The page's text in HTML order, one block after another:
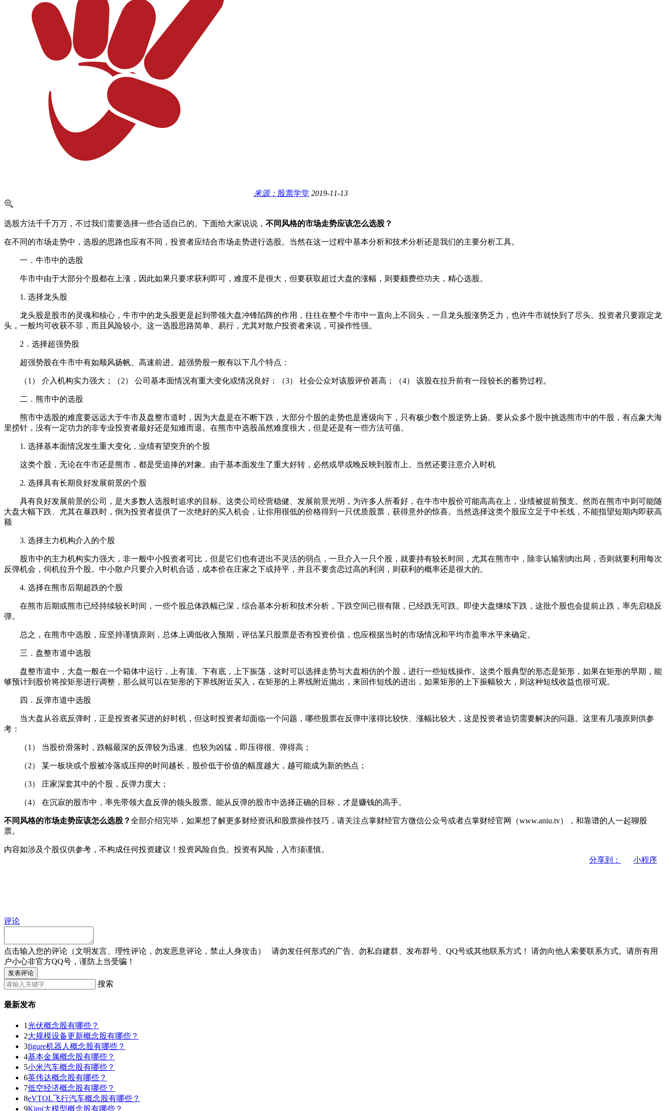
来源： 股票学堂 2019-11-13
选股方法千千万万，不过我们需要选择一些合适自己的。下面给大家说说， 不同风格的市场走势应该怎么选股？
在不同的市场走势中，选股的思路也应有不同，投资者应结合市场走势进行选股。当然在这一过程中基本分析和技术分析还是我们的主要分析工具。
一．牛市中的选股
牛市中由于大部分个股都在上涨，因此如果只要求获利即可，难度不是很大，但要获取超过大盘的涨幅，则要颇费些功夫，精心选股。
1. 选择龙头股
龙头股是股市的灵魂和核心，牛市中的龙头股更是起到带领大盘冲锋陷阵的作用，往往在整个牛市中一直向上不回头，一旦龙头股涨势乏力，也许牛市就快到了尽头。投资者只要跟定龙
头，一般均可收获不菲，而且风险较小。这一选股思路简单、易行，尤其对散户投资者来说，可操作性强。
2．选择超强势股
超强势股在牛市中有如顺风扬帆、高速前进。超强势股一般有以下几个特点：
（1） 介入机构实力强大；（2） 公司基本面情况有重大变化或情况良好；（3） 社会公众对该股评价甚高；（4） 该股在拉升前有一段较长的蓄势过程。
二．熊市中的选股
熊市中选股的难度要远远大于牛市及盘整市道时，因为大盘是在不断下跌，大部分个股的走势也是逐级向下，只有极少数个股逆势上扬。要从众多个股中挑选熊市中的牛股，有点象大海
里捞针，没有一定功力的非专业投资者最好还是知难而退。在熊市中选股虽然难度很大，但是还是有一些方法可循。
1. 选择基本面情况发生重大变化，业绩有望突升的个股
这类个股，无论在牛市还是熊市，都是受追捧的对象。由于基本面发生了重大好转，必然或早或晚反映到股市上。当然还要注意介入时机
2. 选择具有长期良好发展前景的个股
具有良好发展前景的公司，是大多数人选股时追求的目标。这类公司经营稳健、发展前景光明，为许多人所看好，在牛市中股价可能高高在上，业绩被提前预支。然而在熊市中则可能随
大盘大幅下跌、尤其在暴跌时，倒为投资者提供了一次绝好的买入机会，让你用很低的价格得到一只优质股票，获得意外的惊喜。当然选择这类个股应立足于中长线，不能指望短期内即获高
额
3. 选择主力机构介入的个股
股市中的主力机构实力强大，非一般中小投资者可比，但是它们也有进出不灵活的弱点，一旦介入一只个股，就要持有较长时间，尤其在熊市中，除非认输割肉出局，否则就要利用每次
反弹机会，伺机拉升个股。中小散户只要介入时机合适，成本价在庄家之下或持平，并且不要贪恋过高的利润，则获利的概率还是很大的。
4. 选择在熊市后期超跌的个股
在熊市后期或熊市已经持续较长时间，一些个股总体跌幅已深，综合基本分析和技术分析，下跌空间已很有限，已经跌无可跌。即使大盘继续下跌，这批个股也会提前止跌，率先启稳反
弹。
总之，在熊市中选股，应坚持谨慎原则，总体上调低收入预期，评估某只股票是否有投资价值，也应根据当时的市场情况和平均市盈率水平来确定。
三．盘整市道中选股
盘整市道中，大盘一般在一个箱体中运行，上有顶、下有底，上下振荡，这时可以选择走势与大盘相仿的个股，进行一些短线操作。这类个股典型的形态是矩形，如果在矩形的早期，能
够预计到股价将按矩形进行调整，那么就可以在矩形的下界线附近买入，在矩形的上界线附近抛出，来回作短线的进出，如果矩形的上下振幅较大，则这种短线收益也很可观。
四．反弹市道中选股
当大盘从谷底反弹时，正是投资者买进的好时机，但这时投资者却面临一个问题，哪些股票在反弹中涨得比较快、涨幅比较大，这是投资者迫切需要解决的问题。这里有几项原则供参
考：
（1） 当股价滑落时，跌幅最深的反弹较为迅速、也较为凶猛，即压得很、弹得高；
（2） 某一板块或个股被冷落或压抑的时间越长，股价低于价值的幅度越大，越可能成为新的热点；
（3） 庄家深套其中的个股，反弹力度大；
（4） 在沉寂的股市中，率先带领大盘反弹的领头股票。能从反弹的股市中选择正确的目标，才是赚钱的高手。
不同风格的市场走势应该怎么选股？全部介绍完毕，如果想了解更多财经资讯和股票操作技巧，请关注点掌财经官方微信公众号或者点掌财经官网（www.aniu.tv），和靠谱的人一起聊股
票。
内容如涉及个股仅供参考，不构成任何投资建议！投资风险自负。投资有风险，入市须谨慎。
分享到：
小程序
评论
点击输入您的评论（文明发言、理性评论，勿发恶意评论，禁止人身攻击） 请勿发任何形式的广告、勿私自建群、发布群号、QQ号或其他联系方式！
请勿向他人索要联系方式。请所有用
户小心非官方QQ号，谨防上当受骗！
发表评论
搜索
最新发布
1光伏概念股有哪些？
2大规模设备更新概念股有哪些？
3figure机器人概念股有哪些？
4基本金属概念股有哪些？
5小米汽车概念股有哪些？
6英伟达概念股有哪些？
7低空经济概念股有哪些？
8eVTOL飞行汽车概念股有哪些？
9Kimi大模型概念股有哪些？